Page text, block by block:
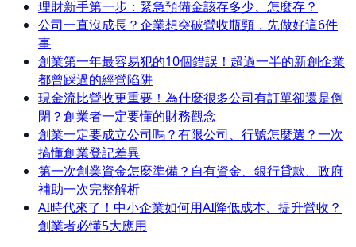
理財新手第一步：緊急預備金該存多少、怎麼存？
公司一直沒成長？企業想突破營收瓶頸，先做好這6件
事
創業第一年最容易犯的10個錯誤！超過一半的新創企業
都曾踩過的經營陷阱
現金流比營收更重要！為什麼很多公司有訂單卻還是倒
閉？創業者一定要懂的財務觀念
創業一定要成立公司嗎？有限公司、行號怎麼選？一次
搞懂創業登記差異
第一次創業資金怎麼準備？自有資金、銀行貸款、政府
補助一次完整解析
AI時代來了！中小企業如何用AI降低成本、提升營收？
創業者必懂5大應用